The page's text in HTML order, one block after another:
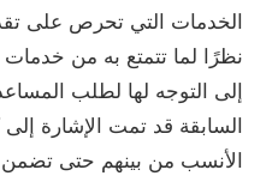
الخدمات التي تحرص على
نظرًا لما تتمتع به من
إلى التوجه لها لطلب
السابقة قد تمت الإشارة إلى
الأنسب من بينهم حتى